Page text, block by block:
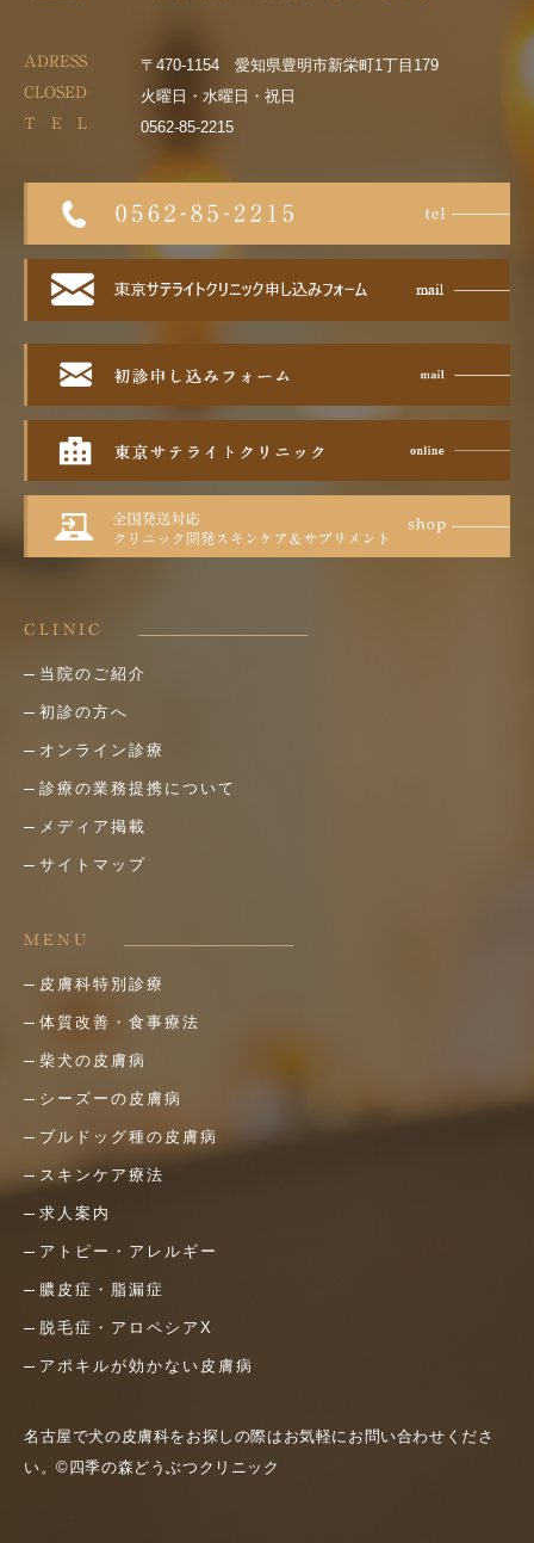
ADRESS 〒470-1154 愛知県豊明市新栄町1丁目179
CLOSED 火曜日・水曜日・祝日
T E L 0562-85-2215
CLINIC
当院のご紹介
初診の方へ
オンライン診療
診療の業務提携について
メディア掲載
サイトマップ
MENU
皮膚科特別診療
体質改善・食事療法
柴犬の皮膚病
シーズーの皮膚病
ブルドッグ種の皮膚病
スキンケア療法
求人案内
アトピー・アレルギー
膿皮症・脂漏症
脱毛症・アロペシアX
アポキルが効かない皮膚病
名古屋で犬の皮膚科をお探しの際はお気軽にお問い合わせくださ
い。©四季の森どうぶつクリニック